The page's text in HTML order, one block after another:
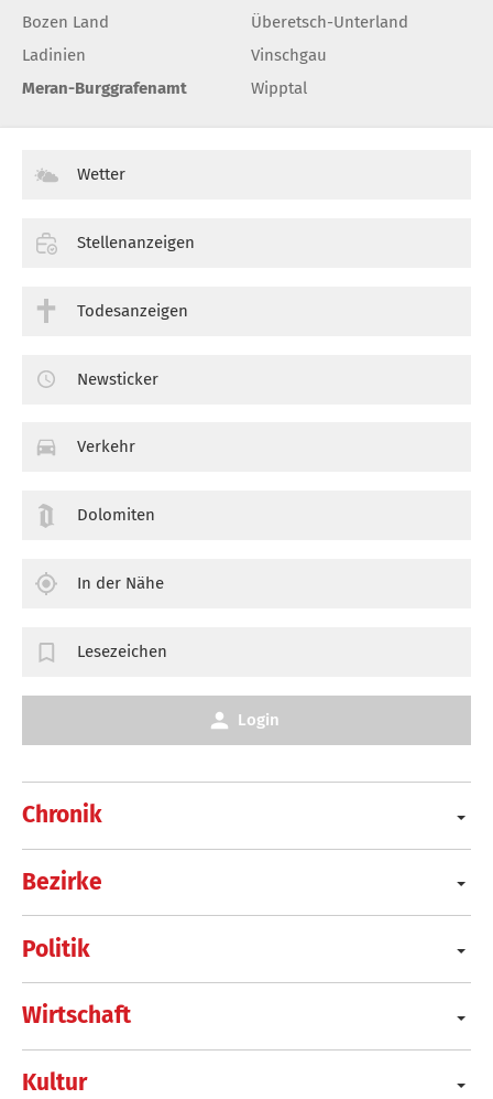
Bozen Land
Ladinien
Meran-Burggrafenamt
Überetsch-Unterland
Vinschgau
Wipptal
Chronik
Bezirke
Politik
Wirtschaft
Kultur
Wetter
Stellenanzeigen
Todesanzeigen
Newsticker
Verkehr
Dolomiten
In der Nähe
Lesezeichen
Login